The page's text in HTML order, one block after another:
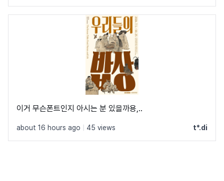
이거 무슨폰트인지 아시는 분 있을까용,..
about 16 hours ago 45 views t*.di